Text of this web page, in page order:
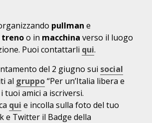
pullman e
trenoo in macchina verso il luogo
Puoi contattarli qui.
del 2 giugno sui social
al gruppo“Per un’Italia libera e
tuoi amici a iscriversi.
qui e incolla sulla foto del tuo
e Twitter il Badge della